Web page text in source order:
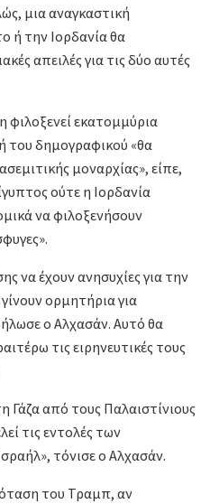
μια αναγκαστική
ή την Ιορδανία θα
απειλές για τις δύο αυτές
φιλοξενεί εκατομμύρια
του δημογραφικού «θα
μοναρχίας», είπε,
ούτε η Ιορδανία
να φιλοξενήσουν
να έχουν ανησυχίες για την
ορμητήρια για
ο Αλχασάν. Αυτό θα
τις ειρηνευτικές τους
Γάζα από τους Παλαιστίνιους
τις εντολές των
τόνισε ο Αλχασάν.
του Τραμπ, αν